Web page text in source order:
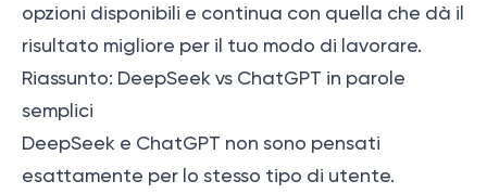
opzioni disponibili e continua con quella che dà il
risultato migliore per il tuo modo di lavorare.
Riassunto: DeepSeek vs ChatGPT in parole
semplici
DeepSeek e ChatGPT non sono pensati
esattamente per lo stesso tipo di utente.